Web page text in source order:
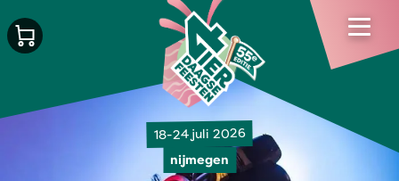
18-24 juli 2026
nijmegen